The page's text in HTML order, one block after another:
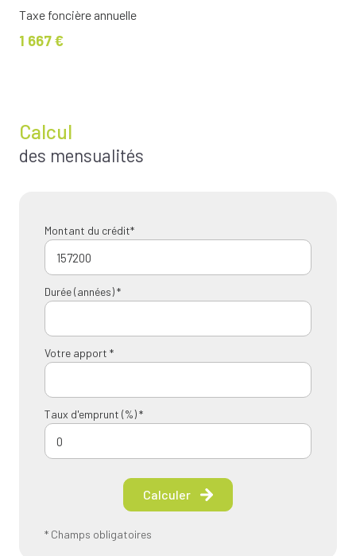
Taxe foncière annuelle
1 667 €
Calcul
des mensualités
Montant du crédit*
Durée (années) *
Votre apport *
Taux d'emprunt (%) *
Calculer
* Champs obligatoires